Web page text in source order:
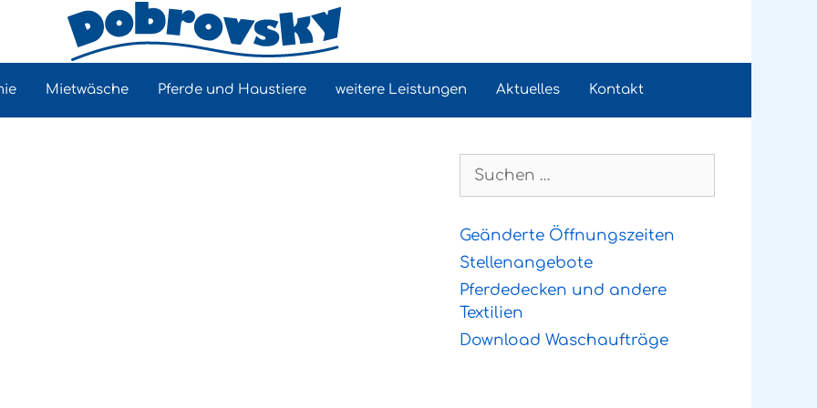
Mietwäsche Pferde und Haustiere weitere Leistungen Aktuelles Kontakt
Suchen
Geänderte Öffnungszeiten
Stellenangebote
Pferdedecken und andere
Textilien
Download Waschaufträge